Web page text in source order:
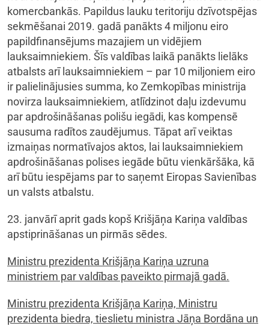
komercbankās. Papildus lauku teritoriju dzīvotspējas
sekmēšanai 2019. gadā panākts 4 miljonu eiro
papildfinansējums mazajiem un vidējiem
lauksaimniekiem. Šīs valdības laikā panākts lielāks
atbalsts arī lauksaimniekiem – par 10 miljoniem eiro
ir palielinājusies summa, ko Zemkopības ministrija
novirza lauksaimniekiem, atlīdzinot daļu izdevumu
par apdrošināšanas polišu iegādi, kas kompensē
sausuma radītos zaudējumus. Tāpat arī veiktas
izmaiņas normatīvajos aktos, lai lauksaimniekiem
apdrošināšanas polises iegāde būtu vienkāršāka, kā
arī būtu iespējams par to saņemt Eiropas Savienības
un valsts atbalstu.
23. janvārī aprit gads kopš Krišjāņa Kariņa valdības
apstiprināšanas un pirmās sēdes.
Ministru prezidenta Krišjāņa Kariņa uzruna
ministriem par valdības paveikto pirmajā gadā.
Ministru prezidenta Krišjāņa Kariņa, Ministru
prezidenta biedra, tieslietu ministra Jāņa Bordāna un